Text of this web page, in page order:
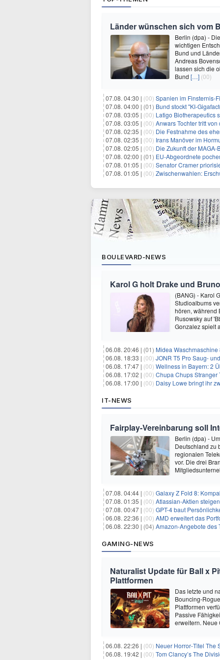
Länder wünschen sich vom
Berlin (dpa) -
wichtigen
Bund und
Andreas
lassen sich die
Bund […] (00)
07.08. 04:30 | (00) Spanien im Finsternis-
07.08. 04:00 | (01) Bund stockt "KI-
07.08. 03:05 | (00) Latigo Biotherapeutics sichert
07.08. 03:05 | (00) Anwars Tochter tritt
07.08. 02:35 | (00) Die Festnahme des ehemaligen
07.08. 02:35 | (00) Irans Manöver im
07.08. 02:05 | (00) Die Zukunft der
07.08. 02:00 | (01) EU-Abgeordnete
07.08. 01:05 | (00) Senator Cramer priorisiert
07.08. 01:05 | (00) Zwischenwahlen:
BOULEVARD-NEWS
Karol G holt Drake und
(BANG) - Karol
Studioalbums
hören, während
Rusowsky auf
Gonzalez spielt
06.08. 20:46 | (01) Midea
06.08. 18:33 | (00) JONR T5 Pro Saug-
06.08. 17:47 | (00) Wellness in Bayern: 2
06.08. 17:02 | (00) Chupa Chups Stranger
06.08. 17:00 | (00) Daisy Lowe bringt ihr
IT-NEWS
Fairplay-Vereinbarung soll
Berlin (dpa) -
Deutschland zu
regionalen
vor. Die drei
07.08. 04:44 | (00) Galaxy Z Fold 8:
07.08. 01:35 | (00) Atlassian-Aktien
07.08. 00:47 | (00) GPT-4 baut
06.08. 22:36 | (00) AMD erweitert das
06.08. 22:30 | (04) Amazon-Angebote des
GAMING-NEWS
Naturalist Update für Ball x
Plattformen
Das letzte und
Bouncing-
Plattformen
Passive
erweitern. Neue
06.08. 22:26 | (00) Neuer Horror‑Titel The
06.08. 19:42 | (00) Tom Clancy’s The